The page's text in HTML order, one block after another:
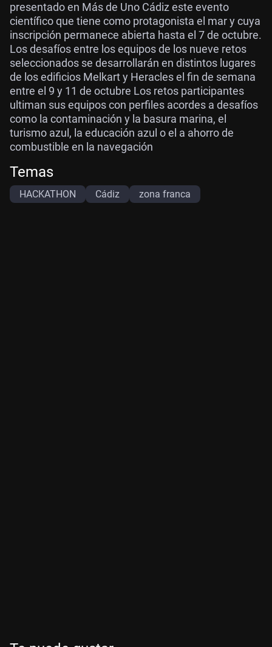
presentado en Más de Uno Cádiz este evento
científico que tiene como protagonista el mar y cuya
inscripción permanece abierta hasta el 7 de octubre.
Los desafíos entre los equipos de los nueve retos
seleccionados se desarrollarán en distintos lugares
de los edificios Melkart y Heracles el fin de semana
entre el 9 y 11 de octubre Los retos participantes
ultiman sus equipos con perfiles acordes a desafíos
como la contaminación y la basura marina, el
turismo azul, la educación azul o el a ahorro de
combustible en la navegación
Temas
HACKATHON Cádiz zona franca